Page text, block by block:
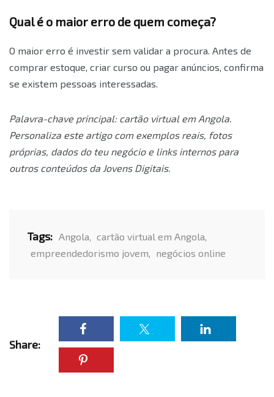
Qual é o maior erro de quem começa?
O maior erro é investir sem validar a procura. Antes de
comprar estoque, criar curso ou pagar anúncios, confirma
se existem pessoas interessadas.
Palavra-chave principal: cartão virtual em Angola.
Personaliza este artigo com exemplos reais, fotos
próprias, dados do teu negócio e links internos para
outros conteúdos da Jovens Digitais.
Tags: Angola cartão virtual em Angola
empreendedorismo jovem
negócios online
Share: